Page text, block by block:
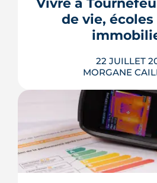
de 3,2 % en 2026, la
Voici les leviers
LIRE
Vivre à
de vie,
22 JUILLET
MORGANE
Écoles, base de loisirs,
projets urbains et prix